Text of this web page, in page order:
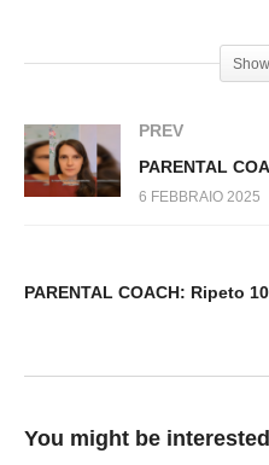
PREV
6 FEBBRAIO 2025
You might be